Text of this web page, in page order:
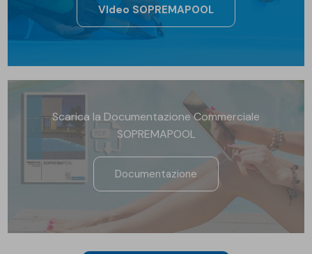
VIdeo SOPREMAPOOL
Scarica la Documentazione Commerciale
SOPREMAPOOL
Documentazione